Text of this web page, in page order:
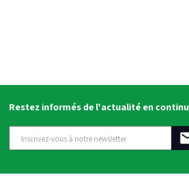
Restez informés de l'actualité en continu